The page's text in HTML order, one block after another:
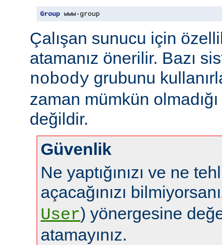
Group www-group
Çalışan sunucu için
atamanız önerilir. Bazı
nobody grubunu
zaman mümkün
değildir.
Güvenlik
Ne yaptığınızı ve ne
açacağınızı
User) yönergesine
atamayınız.